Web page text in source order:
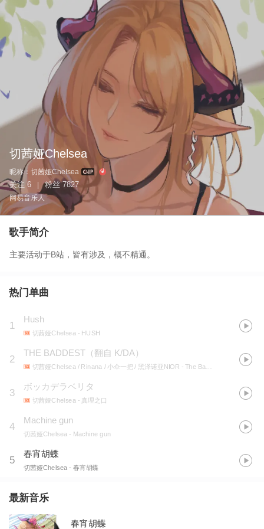
切茜娅Chelsea
昵称： 切茜娅CheIsea
关注 6 粉丝 7827
网易音乐人
歌手简介
主要活动于B站，皆有涉及，概不精通。
热门单曲
1
Hush
切茜娅Chelsea - HUSH
2
THE BADDEST（翻自 K/DA）
切茜娅Chelsea / Rinana / 小伞一把 / 黑泽诺亚NIOR - The Baddest
3
ボッカデラベリタ
切茜娅Chelsea - 真理之口
4
Machine gun
切茜娅Chelsea - Machine gun
5
春宵胡蝶
切茜娅Chelsea - 春宵胡蝶
最新音乐
春宵胡蝶